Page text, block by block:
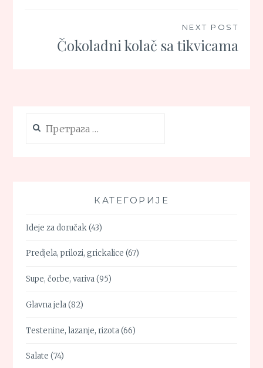
NEXT POST
Čokoladni kolač sa tikvicama
за:
КАТЕГОРИЈЕ
Ideje za doručak(43)
Predjela, prilozi, grickalice (67)
Supe, čorbe, variva(95)
Glavna jela(82)
Testenine, lazanje, rizota(66)
Salate (74)